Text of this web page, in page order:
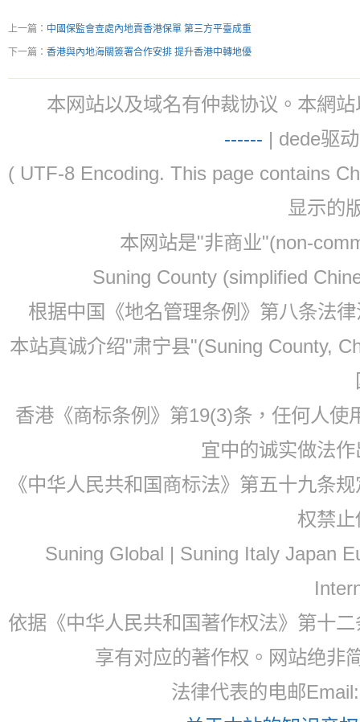
上一篇： 中國保監會查處內地賣香港保單 第三方平臺成重
下一篇： 香港與內地海關簽署合作安排 提升香港中轉地優
本网站以及域名有仲裁协议。本網
------ | dede驱
( UTF-8 Encoding. This page contains
显示的
本网站是"非商业"(non-
Suning County (simplified
根据中国《地名管理条例》第八条法
本站真诚介绍"肃宁县"(Suning County,
香港《商标条例》第19(3)条，任何人
宜中的诚实做法
《中华人民共和国商标法》第五十九条
权禁
Suning Global | Suning Italy Japan
依据《中华人民共和国著作权法》第十
享有对应的著作权。网站绝非
法律代表的电邮